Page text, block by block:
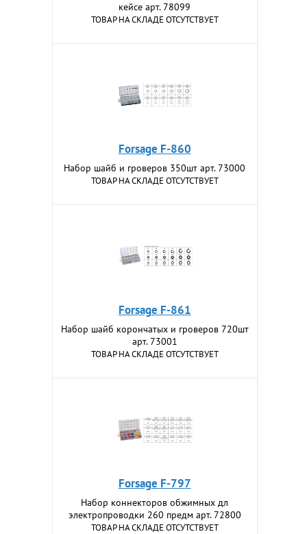
кейсе арт. 78099
ТОВАР НА СКЛАДЕ ОТСУТСТВУЕТ
Forsage F-860
Набор шайб и гроверов 350шт арт. 73000
ТОВАР НА СКЛАДЕ ОТСУТСТВУЕТ
Forsage F-861
Набор шайб корончатых и гроверов 720шт
арт. 73001
ТОВАР НА СКЛАДЕ ОТСУТСТВУЕТ
Forsage F-797
Набор коннекторов обжимных дл
электропроводки 260 предм арт. 72800
ТОВАР НА СКЛАДЕ ОТСУТСТВУЕТ